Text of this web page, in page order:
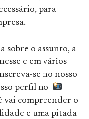
para
sobre o assunto, a
e em vários
se no nosso
perfil no
vai compreender o
e uma pitada